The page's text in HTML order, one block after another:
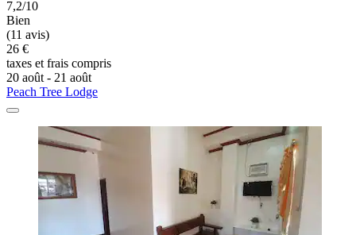
7,2/10
Bien
(11 avis)
26 €
taxes et frais compris
20 août - 21 août
Peach Tree Lodge